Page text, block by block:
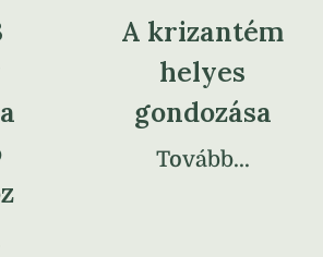
A krizantém
helyes
gondozása
Tovább...